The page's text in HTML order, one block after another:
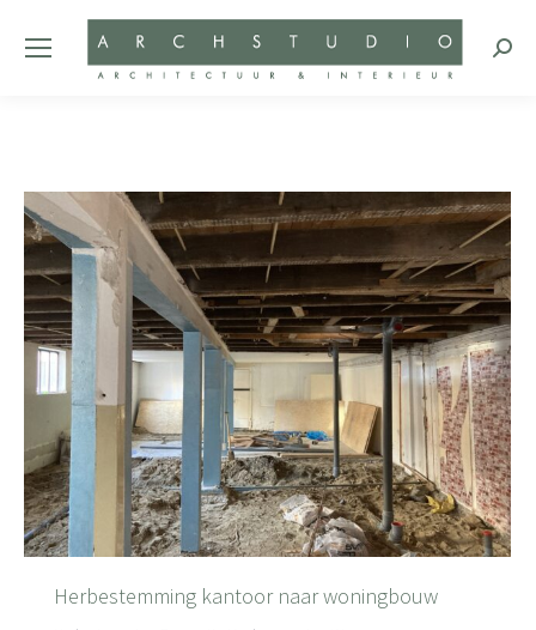
Herbestemming kantoor naar woningbouw